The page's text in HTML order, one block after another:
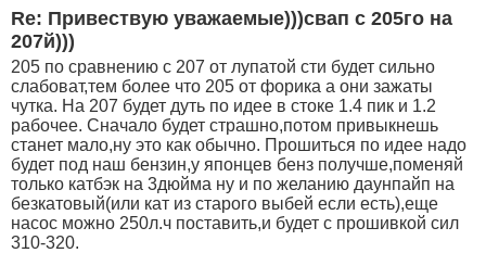
Re: Привествую уважаемые)))свап с 205го на
207й)))
205 по сравнению с 207 от лупатой сти будет сильно
слабоват,тем более что 205 от форика а они зажаты
чутка. На 207 будет дуть по идее в стоке 1.4 пик и 1.2
рабочее. Сначало будет страшно,потом привыкнешь
станет мало,ну это как обычно. Прошиться по идее надо
будет под наш бензин,у японцев бенз получше,поменяй
только катбэк на 3дюйма ну и по желанию даунпайп на
безкатовый(или кат из старого выбей если есть),еще
насос можно 250л.ч поставить,и будет с прошивкой сил
310-320.